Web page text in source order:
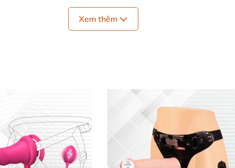
hoa khi đi sâu vào từng ngóc ngáchcủa vùng kín
tê mê khi cùng lúcđược chiều chuộng và mơn trớn cơ thể
Xem thêm